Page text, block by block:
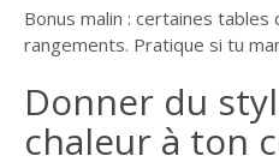
Bonus malin : certaines tables
rangements. Pratique si tu
Donner du
chaleur à ton